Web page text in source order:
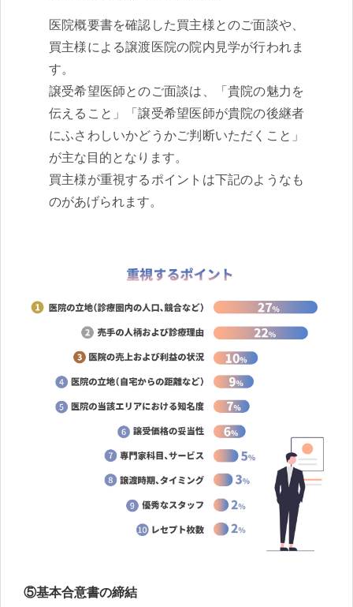
医院概要書を確認した買主様とのご面談や、
買主様による譲渡医院の院内見学が行われま
す。
譲受希望医師とのご面談は、「貴院の魅力を
伝えること」「譲受希望医師が貴院の後継者
にふさわしいかどうかご判断いただくこと」
が主な目的となります。
買主様が重視するポイントは下記のようなも
のがあげられます。
⑤基本合意書の締結